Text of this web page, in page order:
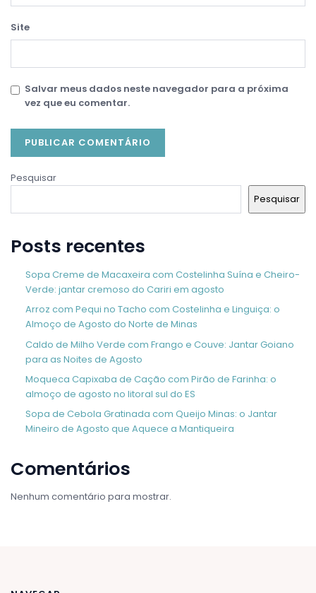
Site
Salvar meus dados neste navegador para a próxima
vez que eu comentar.
Pesquisar
Pesquisar
Posts recentes
Sopa Creme de Macaxeira com Costelinha Suína e Cheiro-
Verde: jantar cremoso do Cariri em agosto
Arroz com Pequi no Tacho com Costelinha e Linguiça: o
Almoço de Agosto do Norte de Minas
Caldo de Milho Verde com Frango e Couve: Jantar Goiano
para as Noites de Agosto
Moqueca Capixaba de Cação com Pirão de Farinha: o
almoço de agosto no litoral sul do ES
Sopa de Cebola Gratinada com Queijo Minas: o Jantar
Mineiro de Agosto que Aquece a Mantiqueira
Comentários
Nenhum comentário para mostrar.